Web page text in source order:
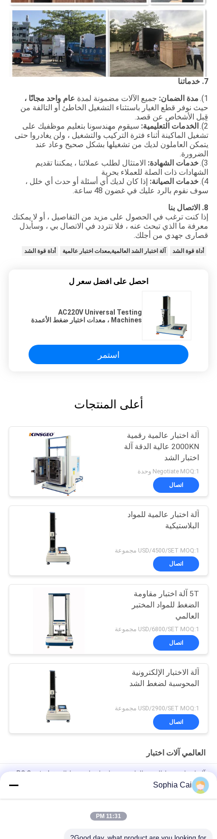
7. خدماتنا
1).
مدة الضمان: جميع الآلات مضمونة لمدة عام واحد مجانًا ،
حيث نوفر قطع الغيار باستثناء التشغيل الخاطئ أو التالفة من
قِبل الأشخاص عن قصد.
2).
الخدمات التعليمية: سيقوم مهندسونا بتعليم موظفيك على
تشغيل الماكينة أثناء فترة التركيب والتشغيل ، ولن يغادروا حتى
يتمكن العاملون لديك من تشغيلها بشكل صحيح وعاد عند
الضرورة.
3). خدمات الشهادة: الامتثال لطلب عملائنا ، يمكننا تقديم
الشهادات ذات الصلة للعملاء بحرية
4).
خدمات الصيانة: إذا كان لديك أي أسئلة أو حدث أي خلل ،
سوف نقوم بالرد عليك في غضون 48 ساعة.
8. الاتصال بنا
إذا كنت ترغب في الحصول على مزيد من التفاصيل ، أو لا يمكنك
معرفة ما الذي تبحث عنه ، فلا تتردد في الاتصال بي ، وسأبذل
قصارى جهدي من أجلك.
أداة قوة الشد آلة اختبار الشد العالمية,معدات اختبار عالمية أداة قوة الشد
احصل على افضل سعر ل
AC220V Universal Testing
Machines ، معدات اختبار ضغط الأعمدة
استمر
أعلى المنتجات
آلة اختبار عالمية رقمية
2000KN عالية الدقة آلة
اختبار الشد
Negotiate MOQ:1 وحدة
اتصال
آلة اختبار عالمية للمواد
البلاستيكية
USD/4500/SET MOQ:1 مجموعة
اتصال
5T آلة اختبار مقاومة
الضغط للمواد المختبر
العالمي
USD/6800/SET MOQ:1 مجموعة
اتصال
آلة الاختبار الإلكترونية
المحوسبة لضغط الشد
USD/2900/SET MOQ:1 مجموعة
اتصال
العالمي آلات اختبار
آلة اختبار ضغط العمود الواحد ، معدات اختبار ضغط الورق PC Control
آلات اختبار عالمية مزدوجة عمود التيار المتردد للبلاستيك / المطاط /
النسيج مع ضمان سنة 1
1 ~ 500mm / min سرعة ارتفاع منخفض درجة حرارة عالميّ يختبر آلة
Sophia Cai
11:31 PM